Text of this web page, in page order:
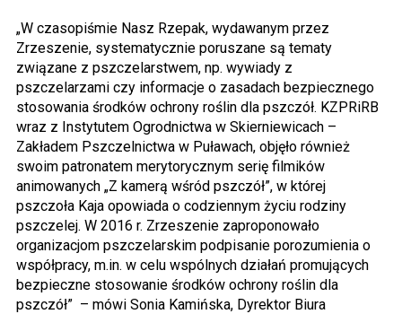
„W czasopiśmie Nasz Rzepak, wydawanym przez
Zrzeszenie, systematycznie poruszane są tematy
związane z pszczelarstwem, np. wywiady z
pszczelarzami czy informacje o zasadach bezpiecznego
stosowania środków ochrony roślin dla pszczół. KZPRiRB
wraz z Instytutem Ogrodnictwa w Skierniewicach –
Zakładem Pszczelnictwa w Puławach, objęło również
swoim patronatem merytorycznym serię filmików
animowanych „Z kamerą wśród pszczół”, w której
pszczoła Kaja opowiada o codziennym życiu rodziny
pszczelej. W 2016 r. Zrzeszenie zaproponowało
organizacjom pszczelarskim podpisanie porozumienia o
współpracy, m.in. w celu wspólnych działań promujących
bezpieczne stosowanie środków ochrony roślin dla
pszczół” – mówi Sonia Kamińska, Dyrektor Biura